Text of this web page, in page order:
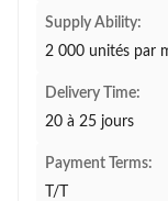
Supply Ability:
2 000 unités par
Delivery Time:
20 à 25 jours
Payment Terms:
T/T